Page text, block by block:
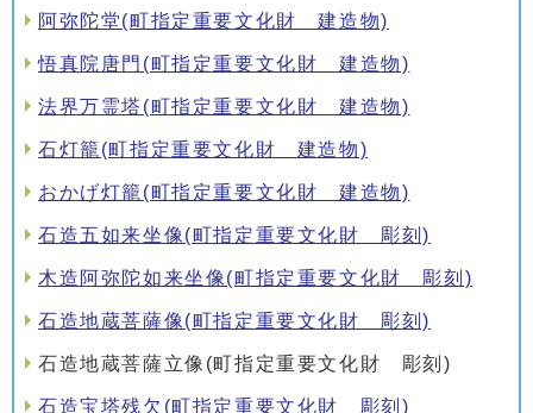
阿弥陀堂(町指定重要文化財 建造物)
悟真院唐門(町指定重要文化財 建造物)
法界万霊塔(町指定重要文化財 建造物)
石灯籠(町指定重要文化財 建造物)
おかげ灯籠(町指定重要文化財 建造物)
石造五如来坐像(町指定重要文化財 彫刻)
木造阿弥陀如来坐像(町指定重要文化財 彫刻)
石造地蔵菩薩像(町指定重要文化財 彫刻)
石造地蔵菩薩立像(町指定重要文化財 彫刻)
石造宝塔残欠(町指定重要文化財 彫刻)